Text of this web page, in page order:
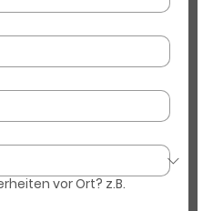
vor Ort? z.B.